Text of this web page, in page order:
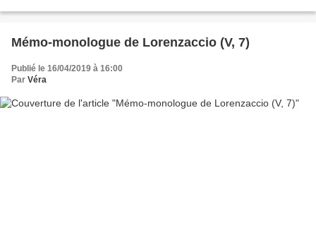
Mémo-monologue de Lorenzaccio (V, 7)
Publié le 16/04/2019 à 16:00
Par Véra